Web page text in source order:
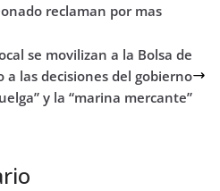
reclaman por mas
se movilizan a la Bolsa de
a las decisiones del gobierno
y la “marina mercante”